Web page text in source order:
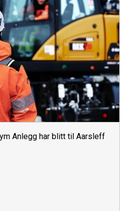
Anlegg har blitt til Aarsleff